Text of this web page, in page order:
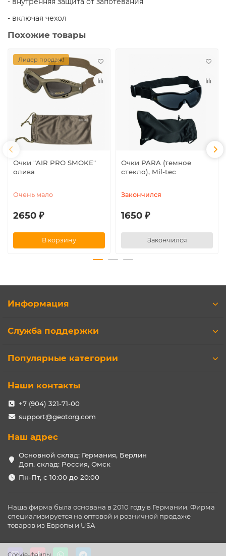
- включая чехол
Похожие товары
Лидер продаж!
Очки "AIR PRO SMOKE"
олива
Очень мало
2650 ₽
В корзину
Очки PARA (темное
стекло), Mil-tec
Закончился
1650 ₽
Закончился
Информация
Служба поддержки
Популярные категории
Наши контакты
+7 (904) 321-71-00
support@geotorg.com
Наш адрес
Основной склад: Германия, Берлин
Доп. склад: Россия, Омск
Пн-Пт, с 10:00 до 20:00
Наша фирма была основана в 2010 году в Германии. Фирма
специализируется на оптовой и розничной продаже
товаров из Европы и USA